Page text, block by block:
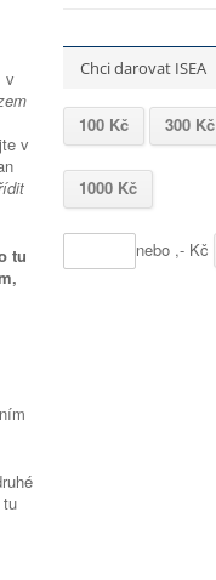
v
v
tu
Chci darovat ISEA
100 Kč 300 Kč
1000 Kč
nebo ,- Kč